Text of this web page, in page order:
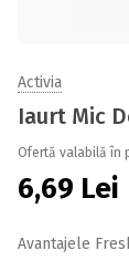
Activia
Iaurt Mic
Ofertă valabilă în
6,69 Lei
Avantajele